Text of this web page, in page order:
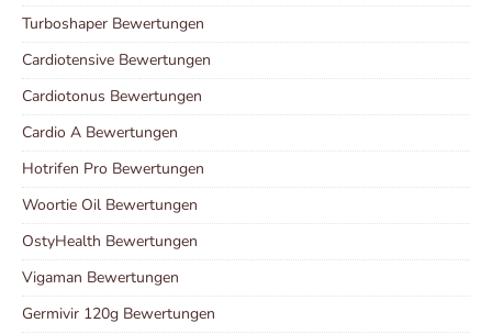
Turboshaper Bewertungen
Cardiotensive Bewertungen
Cardiotonus Bewertungen
Cardio A Bewertungen
Hotrifen Pro Bewertungen
Woortie Oil Bewertungen
OstyHealth Bewertungen
Vigaman Bewertungen
Germivir 120g Bewertungen